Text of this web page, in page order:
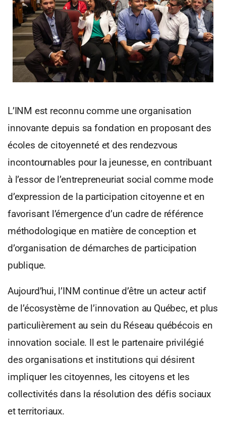
L’INM est reconnu comme une organisation
innovante depuis sa fondation en proposant des
écoles de citoyenneté et des rendezvous
incontournables pour la jeunesse, en contribuant
à l’essor de l’entrepreneuriat social comme mode
d’expression de la participation citoyenne et en
favorisant l’émergence d’un cadre de référence
méthodologique en matière de conception et
d’organisation de démarches de participation
publique.
Aujourd’hui, l’INM continue d’être un acteur actif
de l’écosystème de l’innovation au Québec, et plus
particulièrement au sein du Réseau québécois en
innovation sociale. Il est le partenaire privilégié
des organisations et institutions qui désirent
impliquer les citoyennes, les citoyens et les
collectivités dans la résolution des défis sociaux
et territoriaux.